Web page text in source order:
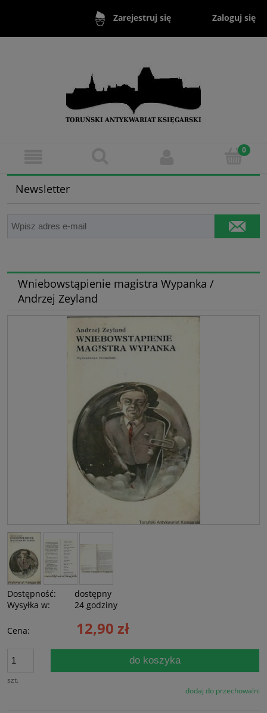
Zarejestruj się Zaloguj się
Newsletter
Wniebowstąpienie magistra Wypanka /
Andrzej Zeyland
Dostępność:
dostępny
Wysyłka w:
24 godziny
Cena: 12,90 zł
szt.
do koszyka
dodaj do przechowalni